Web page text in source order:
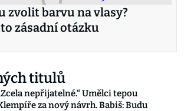
zvolit barvu na vlasy?
zásadní otázku
titulů
nepřijatelné.“ Umělci tepou
za nový návrh. Babiš: Budu